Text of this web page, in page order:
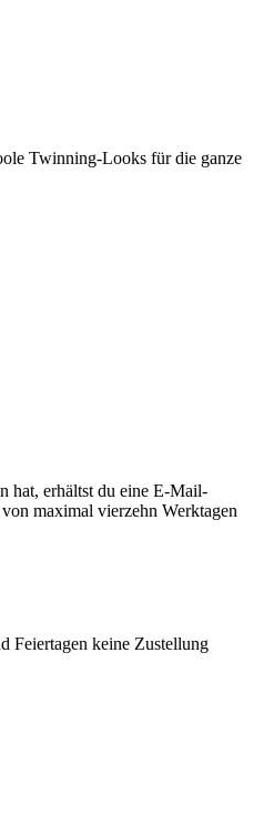
Twinning-Looks für die ganze
hat, erhältst du eine E-Mail-
maximal vierzehn Werktagen
Feiertagen keine Zustellung